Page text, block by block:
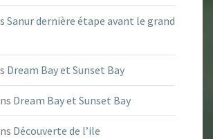
Sanur dernière étape avant le grand
Dream Bay et Sunset Bay
Dream Bay et Sunset Bay
Découverte de l’ile